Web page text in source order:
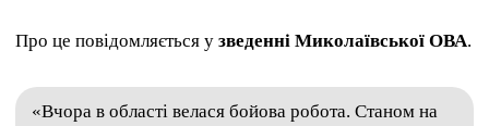
Про це повідомляється у зведенні Миколаївської ОВА.
«Вчора в області велася бойова робота. Станом на